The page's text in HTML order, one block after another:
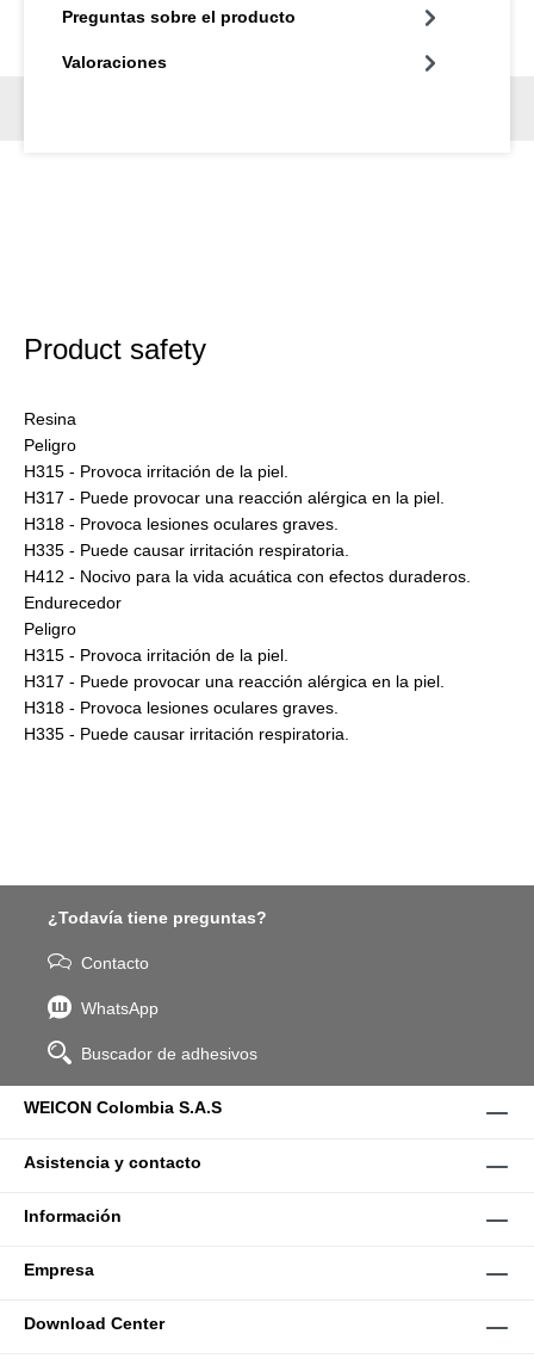
Preguntas sobre el producto
Valoraciones
Product safety
Resina
Peligro
H315 - Provoca irritación de la piel.
H317 - Puede provocar una reacción alérgica en la piel.
H318 - Provoca lesiones oculares graves.
H335 - Puede causar irritación respiratoria.
H412 - Nocivo para la vida acuática con efectos duraderos.
Endurecedor
Peligro
H315 - Provoca irritación de la piel.
H317 - Puede provocar una reacción alérgica en la piel.
H318 - Provoca lesiones oculares graves.
H335 - Puede causar irritación respiratoria.
¿Todavía tiene preguntas?
Contacto
WhatsApp
Buscador de adhesivos
WEICON Colombia S.A.S
Asistencia y contacto
Información
Empresa
Download Center